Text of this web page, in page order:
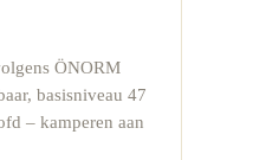
ÖNORM
basisniveau 47
– kamperen aan